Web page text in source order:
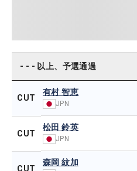
- - - 以上、予選通過
CUT
有村 智恵
JPN
CUT
松田 鈴英
JPN
CUT
森岡 紋加